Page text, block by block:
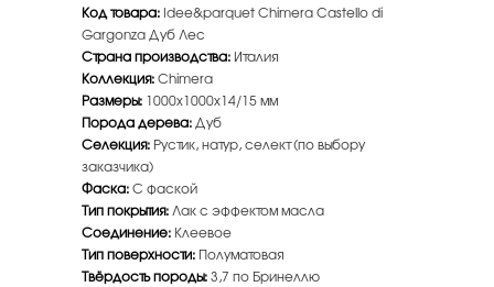
Код товара: Idee&parquet Chimera Castello di
Gargonza Дуб Лес
Страна производства: Италия
Коллекция:Chimera
Размеры: 1000х1000х14/15 мм
Порода дерева:Дуб
Селекция: Рустик, натур, селект (по выбору
заказчика)
Фаска:С фаской
Тип покрытия:Лак с эффектом масла
Соединение: Клеевое
Тип поверхности: Полуматовая
Твёрдость породы:3,7 по Бринеллю